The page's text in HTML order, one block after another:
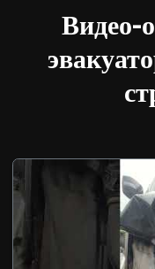
Видео-
Список